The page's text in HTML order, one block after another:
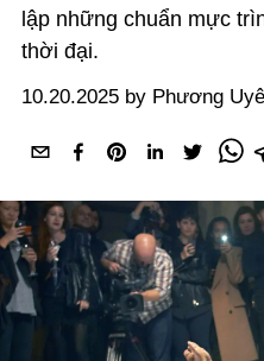
lập những chuẩn mực
thời đại.
10.20.2025 by Phương